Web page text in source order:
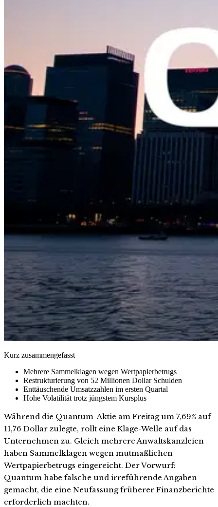
Kurz zusammengefasst
Mehrere Sammelklagen wegen Wertpapierbetrugs
Restrukturierung von 52 Millionen Dollar Schulden
Enttäuschende Umsatzzahlen im ersten Quartal
Hohe Volatilität trotz jüngstem Kursplus
Während die Quantum-Aktie am Freitag um 7,69% auf
11,76 Dollar zulegte, rollt eine Klage-Welle auf das
Unternehmen zu. Gleich mehrere Anwaltskanzleien
haben Sammelklagen wegen mutmaßlichen
Wertpapierbetrugs eingereicht. Der Vorwurf:
Quantum habe falsche und irreführende Angaben
gemacht, die eine Neufassung früherer Finanzberichte
erforderlich machten.